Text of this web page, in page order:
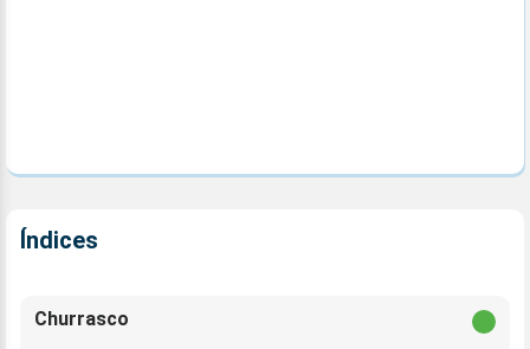
Índices
Churrasco